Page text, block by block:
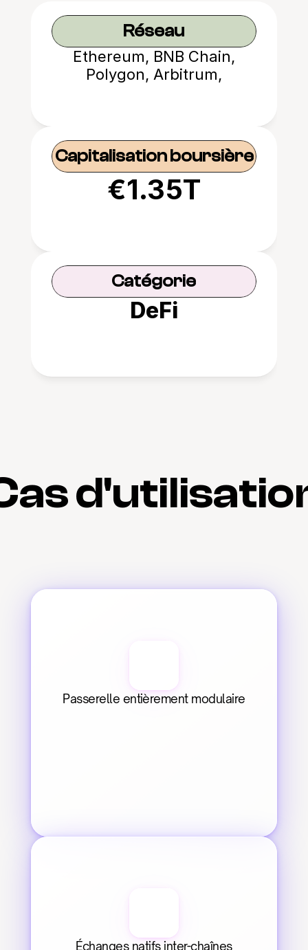
Réseau
Ethereum, BNB Chain,
Polygon, Arbitrum,
Capitalisation boursière
€1.35T
Catégorie
DeFi
Passerelle entièrement modulaire
Échanges natifs inter-chaînes